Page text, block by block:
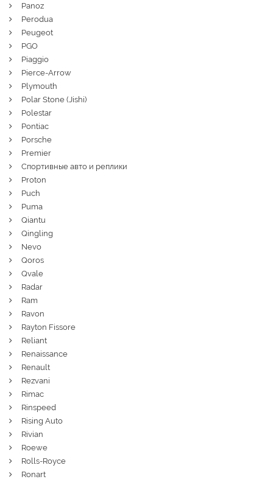
Panoz
Perodua
Peugeot
PGO
Piaggio
Pierce-Arrow
Plymouth
Polar Stone (Jishi)
Polestar
Pontiac
Porsche
Premier
Спортивные авто и реплики
Proton
Puch
Puma
Qiantu
Qingling
Nevo
Qoros
Qvale
Radar
Ram
Ravon
Rayton Fissore
Reliant
Renaissance
Renault
Rezvani
Rimac
Rinspeed
Rising Auto
Rivian
Roewe
Rolls-Royce
Ronart